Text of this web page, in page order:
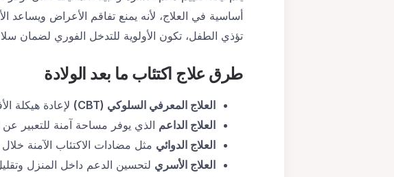
أساسية في العلاج، لأنه يمنع تفاقم الأعراض ويساعد
تؤذي الطفل، تكون الأولوية للتدخل الفوري لضمان
طرق علاج اكتئاب ما بعد الولادة
العلاج المعرفي السلوكي (CBT)
لإعادة هيكلة
العلاج الداعم الذي يوفر مساحة آمنة للتعبير
العلاج الدوائي مثل مضادات الاكتئاب الآمنة
العلاج الأسري لتحسين الدعم داخل المنزل